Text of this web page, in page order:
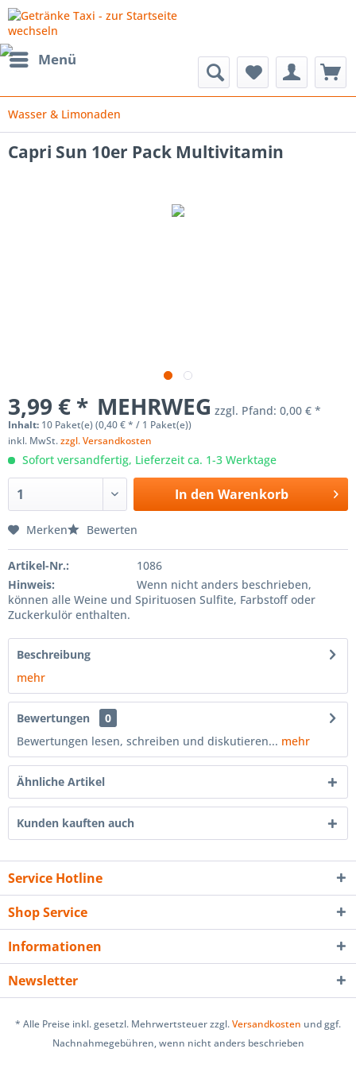
Menü
Wasser & Limonaden
Capri Sun 10er Pack Multivitamin
3,99 € * MEHRWEG zzgl. Pfand: 0,00 € *
Inhalt: 10 Paket(e) (0,40 € * / 1 Paket(e))
inkl. MwSt.zzgl. Versandkosten
Sofort versandfertig, Lieferzeit ca. 1-3 Werktage
In den Warenkorb
Merken Bewerten
Artikel-Nr.:
1086
Hinweis:
Wenn nicht anders beschrieben,
können alle Weine und Spirituosen Sulfite, Farbstoff oder
Zuckerkulör enthalten.
Beschreibung
mehr
Bewertungen
0
Bewertungen lesen, schreiben und diskutieren... mehr
Ähnliche Artikel
Kunden kauften auch
Service Hotline
Shop Service
Informationen
Newsletter
* Alle Preise inkl. gesetzl. Mehrwertsteuer zzgl.Versandkosten und ggf.
Nachnahmegebühren, wenn nicht anders beschrieben